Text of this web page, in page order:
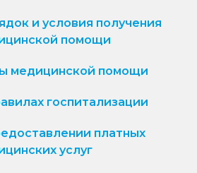
и условия получения
помощи
медицинской помощи
госпитализации
платных
услуг